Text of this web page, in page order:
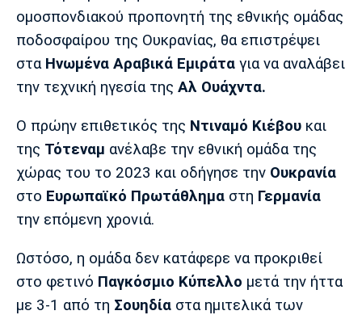
Πολιτισμός
Τραγούδια
Cine Spot
Running
Media
Παρασκήνιο
Πρόγραμμα TV
Ιωνικός Κηφισιά Πανσερραϊκός
Μπαρτσελόνα
Ρεάλ
Μαδρίτης
Ατλέτικο
Μαδρίτης
Μάντσεστερ
Γιουνάιτεντ
Τσέλσι Άρσεναλ
ομοσπονδιακού προπονητή της εθνικής ομάδας
ποδοσφαίρου της Ουκρανίας, θα επιστρέψει
στα Ηνωμένα Αραβικά Εμιράτα για να αναλάβει
την τεχνική ηγεσία της Αλ Ουάχντα.
Ο πρώην επιθετικός της Ντιναμό Κιέβου και
της Τότεναμ ανέλαβε την εθνική ομάδα της
χώρας του το 2023 και οδήγησε την Ουκρανία
στο Ευρωπαϊκό Πρωτάθλημα στη Γερμανία
την επόμενη χρονιά.
Ωστόσο, η ομάδα δεν κατάφερε να προκριθεί
στο φετινό Παγκόσμιο Κύπελλο μετά την ήττα
με 3-1 από τη Σουηδία στα ημιτελικά των